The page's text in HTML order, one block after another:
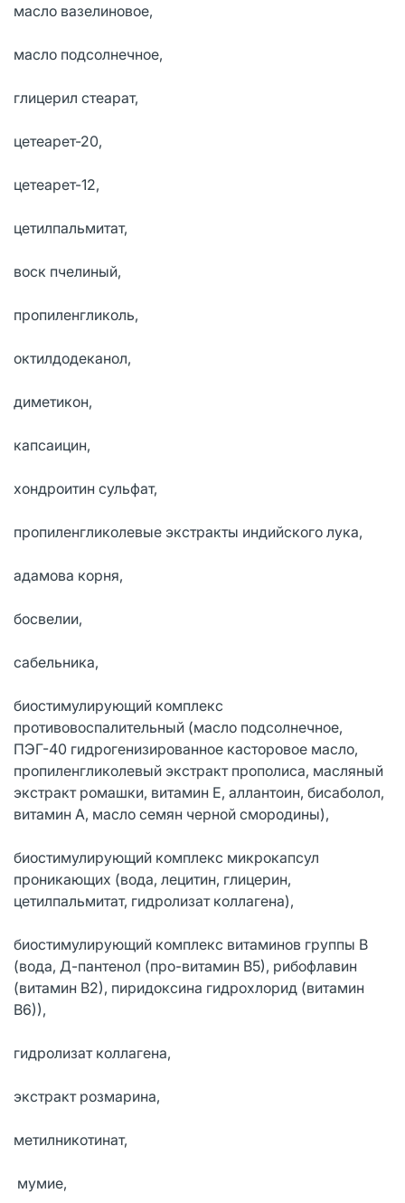
масло вазелиновое,
масло подсолнечное,
глицерил стеарат,
цетеарет-20,
цетеарет-12,
цетилпальмитат,
воск пчелиный,
пропиленгликоль,
октилдодеканол,
диметикон,
капсаицин,
хондроитин сульфат,
пропиленгликолевые экстракты индийского лука,
адамова корня,
босвелии,
сабельника,
биостимулирующий комплекс
противовоспалительный (масло подсолнечное,
ПЭГ-40 гидрогенизированное касторовое масло,
пропиленгликолевый экстракт прополиса, масляный
экстракт ромашки, витамин Е, аллантоин, бисаболол,
витамин А, масло семян черной смородины),
биостимулирующий комплекс микрокапсул
проникающих (вода, лецитин, глицерин,
цетилпальмитат, гидролизат коллагена),
биостимулирующий комплекс витаминов группы В
(вода, Д-пантенол (про-витамин В5), рибофлавин
(витамин В2), пиридоксина гидрохлорид (витамин
В6)),
гидролизат коллагена,
экстракт розмарина,
метилникотинат,
мумие,